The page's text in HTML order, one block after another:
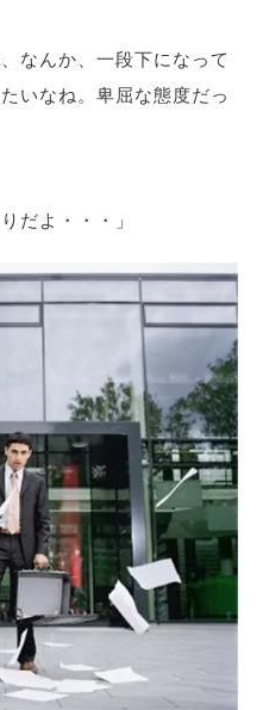
なんか、一段下になって
いなね。卑屈な態度だっ
だよ・・・」